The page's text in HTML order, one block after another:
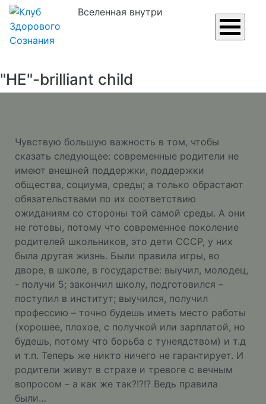
Вселенная внутри
"НЕ"-brilliant child
Чувствую большую важность в том, чтобы
сказать следующее: современные родители не
имеют внешней поддержки, поддержки
общества, социума, среды; а только обрастают
обязательствами по их соответствию
ожиданиям со стороны той самой среды. А они
не готовы, потому что современное поколение
родителей школьников, это дети СССР, у них
была другая жизнь. Были правила игры, во
дворе, в школе, в государстве: выучил, молодец,
- получи 5; закончил школу, подготовился –
поступил в институт; выучился, получил
профессию – точно будешь иметь место работы
(хорошее, плохое, с получкой или зарплатой, но
будешь, потому что борьба с тунеядством) и т.д
и т.п. Теперь же никто ничего не гарантирует. И
родители живут в страхе и тревоге с вечным
вопросом – а как же так?!?!? Ведь правила
были…